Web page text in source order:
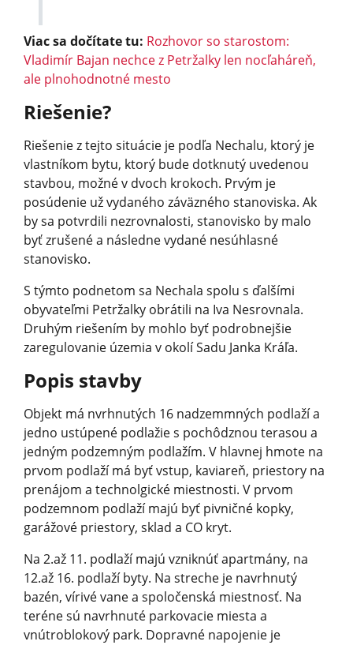
Viac sa dočítate tu: Rozhovor so starostom:
Vladimír Bajan nechce z Petržalky len nocľaháreň,
ale plnohodnotné mesto
Riešenie?
Riešenie z tejto situácie je podľa Nechalu, ktorý je
vlastníkom bytu, ktorý bude dotknutý uvedenou
stavbou, možné v dvoch krokoch. Prvým je
posúdenie už vydaného záväzného stanoviska. Ak
by sa potvrdili nezrovnalosti, stanovisko by malo
byť zrušené a následne vydané nesúhlasné
stanovisko.
S týmto podnetom sa Nechala spolu s ďalšími
obyvateľmi Petržalky obrátili na Iva Nesrovnala.
Druhým riešením by mohlo byť podrobnejšie
zaregulovanie územia v okolí Sadu Janka Kráľa.
Popis stavby
Objekt má nvrhnutých 16 nadzemmných podlaží a
jedno ustúpené podlažie s pochôdznou terasou a
jedným podzemným podlažím. V hlavnej hmote na
prvom podlaží má byť vstup, kaviareň, priestory na
prenájom a technolgické miestnosti. V prvom
podzemnom podlaží majú byť pivničné kopky,
garážové priestory, sklad a CO kryt.
Na 2.až 11. podlaží majú vzniknúť apartmány, na
12.až 16. podlaží byty. Na streche je navrhnutý
bazén, vírivé vane a spoločenská miestnosť. Na
teréne sú navrhnuté parkovacie miesta a
vnútroblokový park. Dopravné napojenie je